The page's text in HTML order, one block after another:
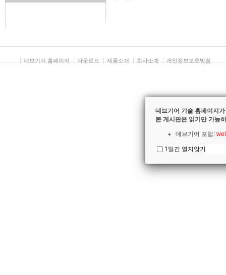
데브기어 홈페이지 다운로드 제품소개 회사소개 개인정보보호방침
데브기어 기술 홈페이지
본 게시판은 읽기만 가능
데브기어 포럼:
1일간 열지않기